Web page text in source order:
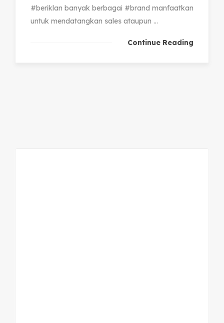
#beriklan banyak berbagai #brand manfaatkan
untuk mendatangkan sales ataupun ...
Continue Reading